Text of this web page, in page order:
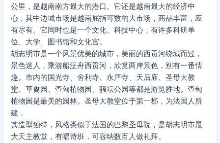
公里，是越南南方最大的港口。它还是越南最大的经济中
心，其中边城市场是越南屈指可数的大市场，商品丰富，应
有尽有。它同时也是一个文化、科技中心，有许多科研单
位、大学、图书馆和文化宫。
胡志明市是一个风景优美的城市，美丽的西贡河绕城而过，
景色迷人，乘游船泛舟西贡河，欣赏两岸景色，别有一番情
趣。市内的国光寺、舍利寺、永严寺、天后庙、圣母大教
堂、草禽园、查匈植物园、骚坛公园等都是游览胜地。查匈
植物园是最美的园林。圣母大教堂位于第一郡，为法国人所
建，
其造型独特，风格类似于法国的巴黎圣母院，是胡志明市最
大天主教堂，有唱诗班，可容纳数百人做礼拜。